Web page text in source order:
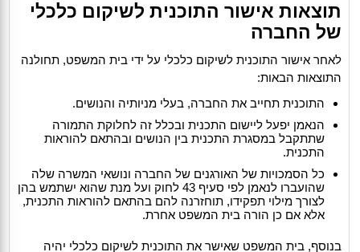
תוצאות אישור התוכנית לשיקום כלכלי
של החברה
לאחר אישור התוכנית לשיקום כלכלי על ידי בית המשפט, תחולנה
התוצאות הבאות:
התוכנית תחייב את החברה, בעלי מניותיה והנושים.
הנאמן יפעל ליישום התכנית ובכלל זה לחלוקת התמורה
שתתקבל במסגרת התכנית בין הנושים ובהתאם להוראות
התכנית.
כל הסמכויות של האורגנים של החברה ונושאי המשרה שלה
שהועברו לנאמן לפי סעיף 43 לחוק ועל מנת שהוא ישתמש בהן
לצורך מילוי תפקידו, תוחזרנה להם בהתאם להוראות התכנית,
אלא אם כן הורה בית המשפט אחרת.
בנוסף, בית המשפט שאישר את התוכנית לשיקום כלכלי יהיה